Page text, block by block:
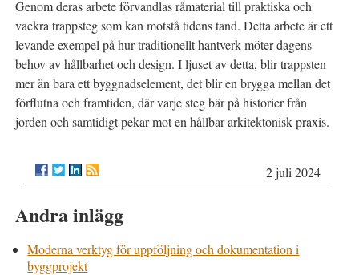
Genom deras arbete förvandlas råmaterial till praktiska och
vackra trappsteg som kan motstå tidens tand. Detta arbete är ett
levande exempel på hur traditionellt hantverk möter dagens
behov av hållbarhet och design. I ljuset av detta, blir trappsten
mer än bara ett byggnadselement, det blir en brygga mellan det
förflutna och framtiden, där varje steg bär på historier från
jorden och samtidigt pekar mot en hållbar arkitektonisk praxis.
2 juli 2024
Andra inlägg
Moderna verktyg för uppföljning och dokumentation i
byggprojekt